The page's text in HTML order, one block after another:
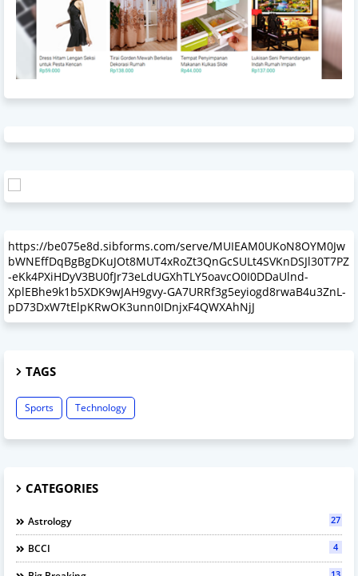
https://be075e8d.sibforms.com/serve/MUIEAM0UKoN8OYM0Jw
bWNEffDqBgBgDKuJOt8MUT4xRoZt3QnGcSULt4SVKnDSJl30T7PZ
-eKk4PXiHDyV3BU0fJr73eLdUGXhTLY5oavcO0I0DDaUlnd-
XplEBhe9k1b5XDK9wJAH9gvy-GA7URRf3g5eyiogd8rwaB4u3ZnL-
pD73DxW7tElpKRwOK3unn0IDnjxF4QWXAhNjJ
TAGS
Sports Technology
CATEGORIES
Astrology 27
BCCI 4